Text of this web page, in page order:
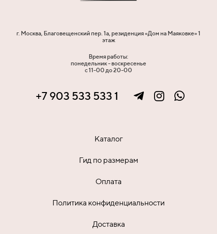
г. Москва, Благовещенский пер. 1а, резиденция «Дом на Маяковке» 1
этаж
Время работы:
понедельник - воскресенье
с 11-00 до 20-00
+7 903 533 533 1
Каталог
Гид по размерам
Оплата
Политика конфиденциальности
Доставка